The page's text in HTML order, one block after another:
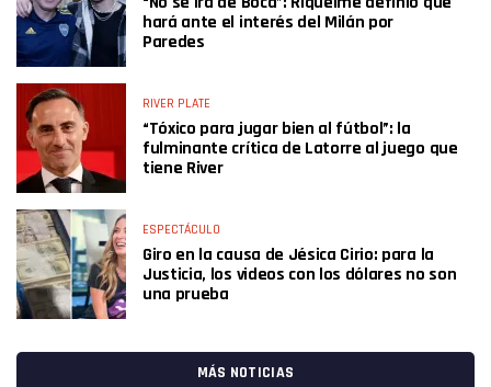
hará ante el interés del Milán por
Paredes
RIVER PLATE
“Tóxico para jugar bien al fútbol”: la
fulminante crítica de Latorre al juego que
tiene River
ESPECTÁCULO
Giro en la causa de Jésica Cirio: para la
Justicia, los videos con los dólares no son
una prueba
MÁS NOTICIAS